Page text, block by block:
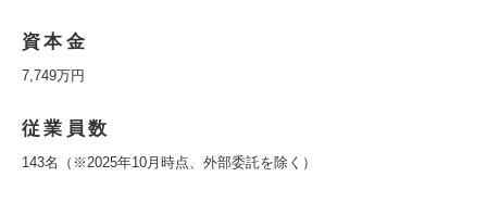
資本金
7,749万円
従業員数
143名（※2025年10月時点、外部委託を除く）